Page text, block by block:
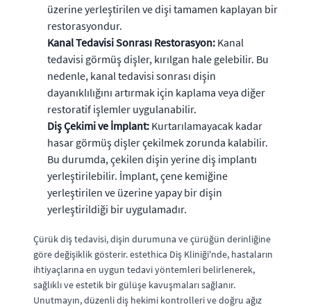
üzerine yerleştirilen ve dişi tamamen kaplayan bir
restorasyondur.
Kanal Tedavisi Sonrası Restorasyon: Kanal
tedavisi görmüş dişler, kırılgan hale gelebilir. Bu
nedenle, kanal tedavisi sonrası dişin
dayanıklılığını artırmak için kaplama veya diğer
restoratif işlemler uygulanabilir.
Diş Çekimi ve İmplant: Kurtarılamayacak kadar
hasar görmüş dişler çekilmek zorunda kalabilir.
Bu durumda, çekilen dişin yerine diş implantı
yerleştirilebilir. İmplant, çene kemiğine
yerleştirilen ve üzerine yapay bir dişin
yerleştirildiği bir uygulamadır.
Çürük diş tedavisi, dişin durumuna ve çürüğün derinliğine
göre değişiklik gösterir. estethica Diş Kliniği'nde, hastaların
ihtiyaçlarına en uygun tedavi yöntemleri belirlenerek,
sağlıklı ve estetik bir gülüşe kavuşmaları sağlanır.
Unutmayın, düzenli diş hekimi kontrolleri ve doğru ağız